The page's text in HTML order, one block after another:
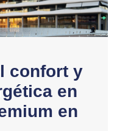
confort y
en
en